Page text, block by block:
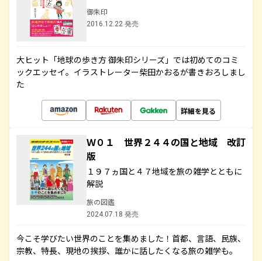
御朱印
2016.12.22 発売
大ヒット「地球の歩き方 御朱印シリーズ」では初めてのコミ
ックエッセイ。イラストレーター柴田かおるが書きおろしまし
た
詳細を見る
Ｗ０１ 世界２４４の国と地域 改訂
版
１９７ヵ国と４７地域を旅の雑学とともに
解説
旅の図鑑
2024.07.18 発売
今こそ学びたい世界のことを集めました！首都、言語、民族、
宗教、特長、現地の挨拶、誰かに話したくなる旅の雑学も。